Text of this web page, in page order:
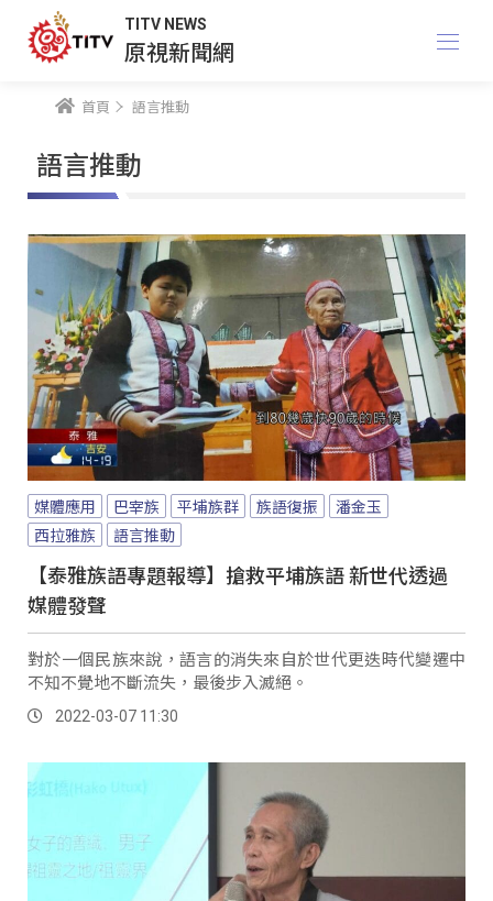
TITV NEWS
原視新聞網
首頁 語言推動
語言推動
媒體應用 巴宰族 平埔族群 族語復振
潘金玉
西拉雅族
語言推動
【泰雅族語專題報導】搶救平埔族語 新世代透過
媒體發聲
對於一個民族來說，語言的消失來自於世代更迭時代變遷中
不知不覺地不斷流失，最後步入滅絕。
2022-03-07 11:30